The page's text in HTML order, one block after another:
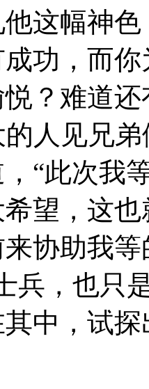
这幅神
功，而
？难道
人见兄弟
“此次我
望，这
协助我等
兵，也只
中，试